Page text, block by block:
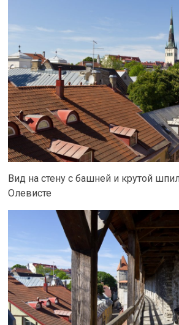
Вид на стену с башней и крутой
Олевисте